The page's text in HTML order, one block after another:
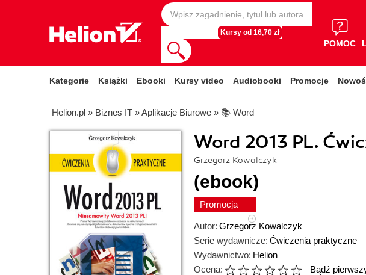
Kursy od 16,70 zł
POMOC
Kategorie Książki Ebooki Kursy video Audiobooki Promocje
Helion.pl » Biznes IT »Aplikacje Biurowe » 📚 Word
Word 2013 PL.
Grzegorz Kowalczyk
(ebook)
Promocja
Autor: Grzegorz Kowalczyk
Serie wydawnicze: Ćwiczenia praktyczne
Wydawnictwo: Helion
Ocena:
Bądź